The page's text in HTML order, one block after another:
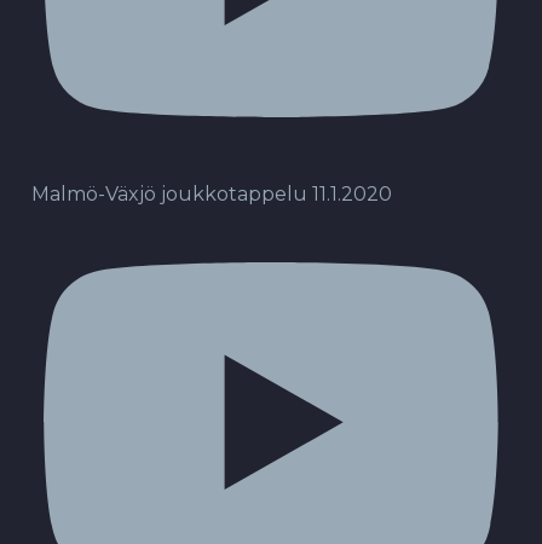
Malmö-Växjö joukkotappelu 11.1.2020